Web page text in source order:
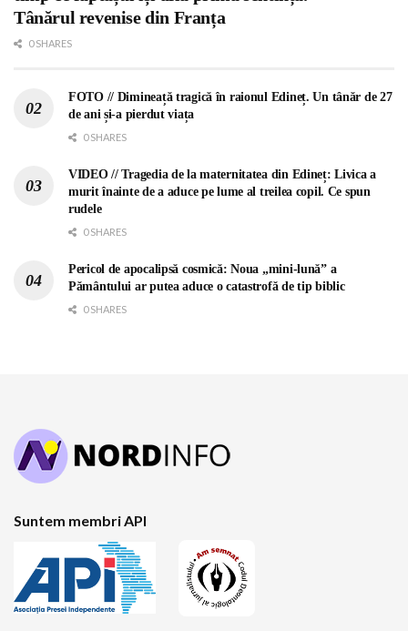
Tânărul revenise din Franța
0 SHARES
FOTO // Dimineață tragică în raionul Edineț. Un tânăr de 27
de ani și-a pierdut viața
0 SHARES
VIDEO // Tragedia de la maternitatea din Edineț: Livica a
murit înainte de a aduce pe lume al treilea copil. Ce spun
rudele
0 SHARES
Pericol de apocalipsă cosmică: Noua „mini-lună” a
Pământului ar putea aduce o catastrofă de tip biblic
0 SHARES
Suntem membri API